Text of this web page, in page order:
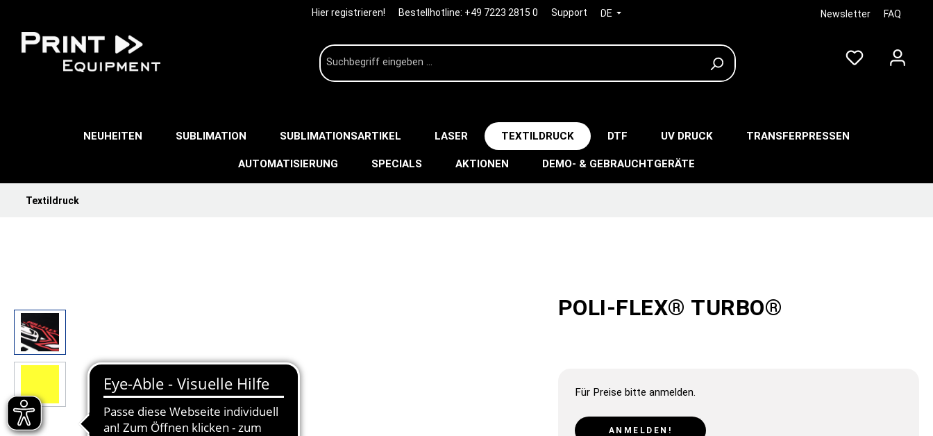
Hier registrieren! Bestellhotline: +49 7223 2815 0 Support DE Newsletter FAQ
NEUHEITEN SUBLIMATION SUBLIMATIONSARTIKEL LASER TEXTILDRUCK DTF UV DRUCK TRANSFERPRESSEN
AUTOMATISIERUNG SPECIALS AKTIONEN DEMO- & GEBRAUCHTGERÄTE
Textildruck
POLI-FLEX® TURBO®
Für Preise bitte anmelden.
ANMELDEN!